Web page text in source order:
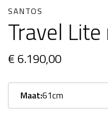
SANTOS
Travel
€ 6.190,00
Maat:61cm